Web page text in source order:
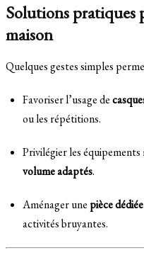
Solutions pratiques
maison
Quelques gestes simples
Favoriser l’usage de
ou les répétitions.
Privilégier les
volume adaptés.
Aménager une pièce dédiée
activités bruyantes.